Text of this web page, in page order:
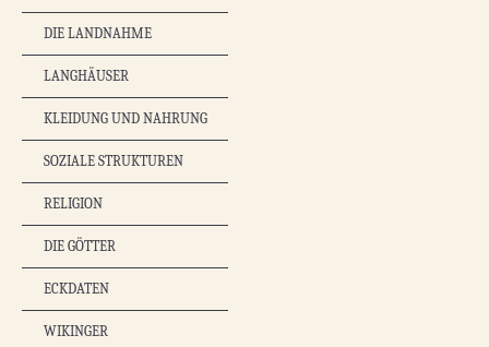
DIE LANDNAHME
LANGHÄUSER
KLEIDUNG UND NAHRUNG
SOZIALE STRUKTUREN
RELIGION
DIE GÖTTER
ECKDATEN
WIKINGER